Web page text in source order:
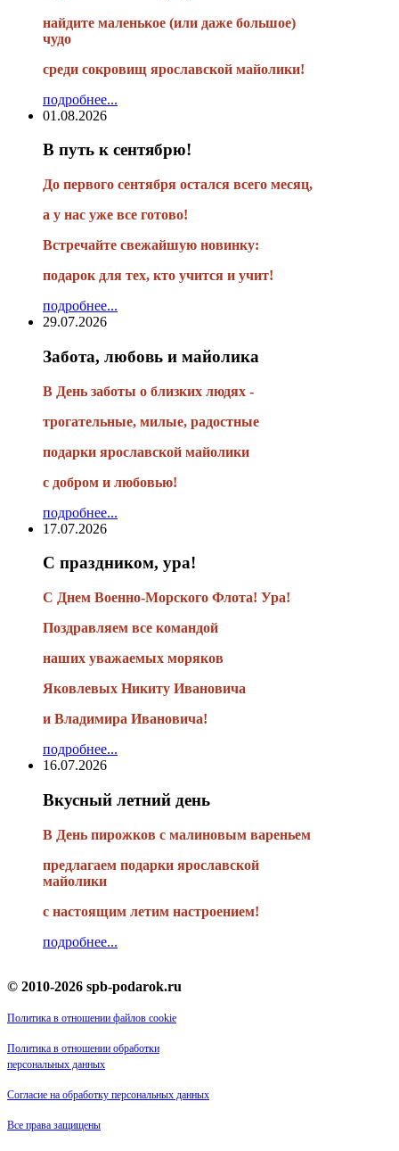
найдите маленькое (или даже большое)
чудо
среди сокровищ ярославской майолики!
подробнее...
01.08.2026
В путь к сентябрю!
До первого сентября остался всего месяц,
а у нас уже все готово!
Встречайте свежайшую новинку:
подарок для тех, кто учится и учит!
подробнее...
29.07.2026
Забота, любовь и майолика
В День заботы о близких людях -
трогательные, милые, радостные
подарки ярославской майолики
с добром и любовью!
подробнее...
17.07.2026
С праздником, ура!
С Днем Военно-Морского Флота! Ура!
Поздравляем все командой
наших уважаемых моряков
Яковлевых Никиту Ивановича
и Владимира Ивановича!
подробнее...
16.07.2026
Вкусный летний день
В День пирожков с малиновым вареньем
предлагаем подарки ярославской
майолики
с настоящим летим настроением!
подробнее...
© 2010-2026 spb-podarok.ru
Политика в отношении файлов cookie
Политика в отношении обработки
персональных данных
Согласие на обработку персональных данных
Все права защищены